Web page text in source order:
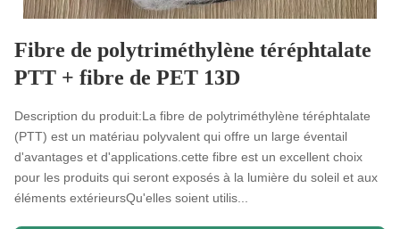
Fibre de polytriméthylène téréphtalate
PTT + fibre de PET 13D
Description du produit:La fibre de polytriméthylène téréphtalate
(PTT) est un matériau polyvalent qui offre un large éventail
d'avantages et d'applications.cette fibre est un excellent choix
pour les produits qui seront exposés à la lumière du soleil et aux
éléments extérieursQu'elles soient utilis...